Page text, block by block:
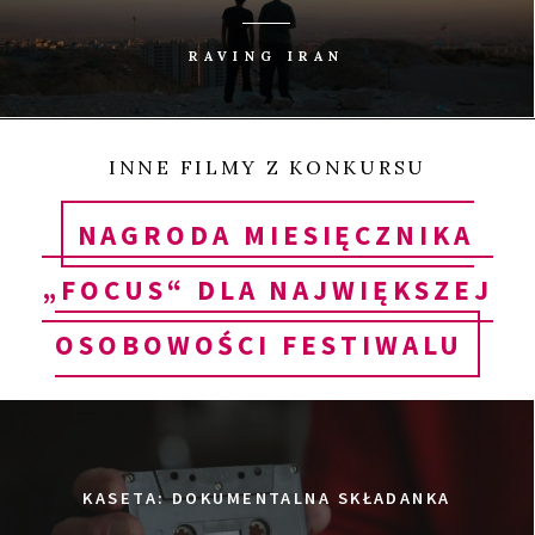
Afganistanu.
Gittoes – reżyser i jeden z najsłynniejszych
takim, jakie jest – oprócz wybuchów bomb za
rogiem (i konieczności szybkiego zebrania z ulicy
porozrzucanych kawałków ciał) jest tu także
miejsce na nieskrępowaną zabawę, uśmiech, a
nawet… rodzącą się miłość.
Gittoes, wywodzący się z pokolenia hipisów,
przemierza pokryte kurzem uliczki Dżalalabadu, na
RAVING IRAN
INNE FILMY Z KONKURSU
NAGRODA MIESIĘCZNIKA
„FOCUS“ DLA NAJWIĘKSZEJ
OSOBOWOŚCI FESTIWALU
KASETA: DOKUMENTALNA SKŁADANKA